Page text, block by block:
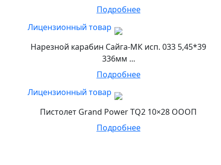
Подробнее
Лицензионный товар
Нарезной карабин Сайга-МК исп. 033 5,45*39
336мм ...
Подробнее
Лицензионный товар
Пистолет Grand Power TQ2 10×28 ОООП
Подробнее